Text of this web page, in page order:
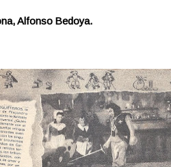
Alfonso Bedoya.